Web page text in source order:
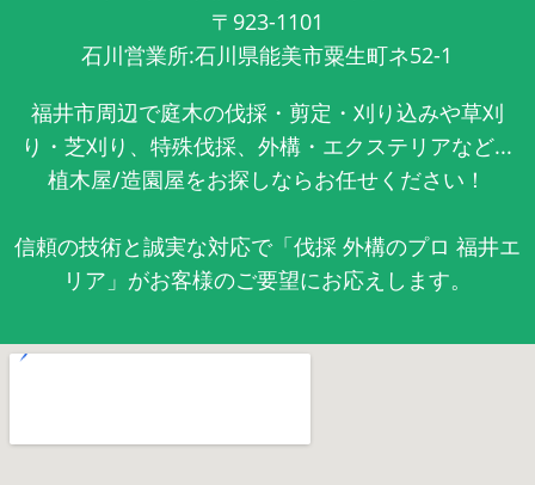
〒923-1101
石川営業所:石川県能美市粟生町ネ52-1
福井市周辺で庭木の伐採・剪定・刈り込みや草刈
り・芝刈り、特殊伐採、外構・エクステリアなど...
植木屋/造園屋をお探しならお任せください！
信頼の技術と誠実な対応で「伐採 外構のプロ 福井エ
リア」がお客様のご要望にお応えします。